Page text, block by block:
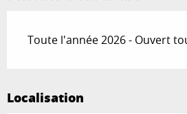
Toute l'année 2026 - Ouvert
Localisation